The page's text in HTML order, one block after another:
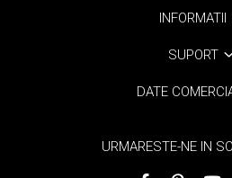
INFORMATII
SUPORT
DATE
URMARESTE-NE IN